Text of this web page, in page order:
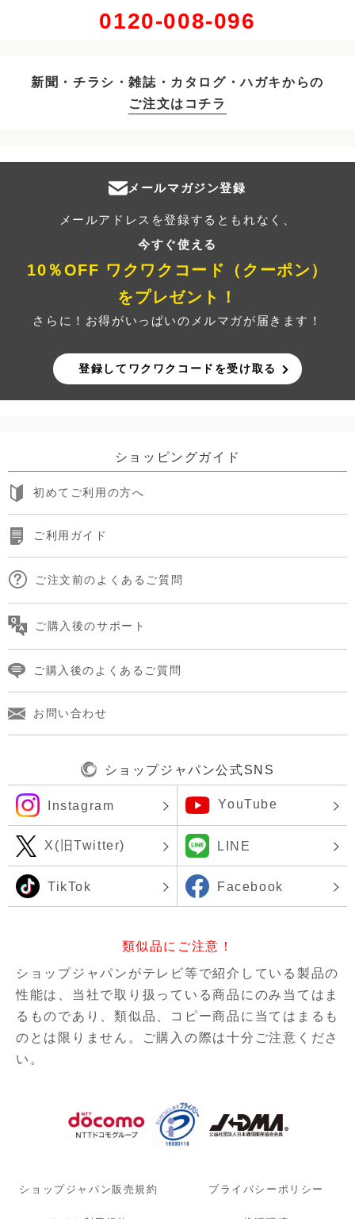
0120-008-096
新聞・チラシ・雑誌・カタログ・ハガキからの
ご注文はコチラ
メールマガジン登録
メールアドレスを登録するともれなく、
今すぐ使える
10％OFF ワクワクコード（クーポン）
をプレゼント！
さらに！お得がいっぱいのメルマガが届きます！
登録してワクワクコードを受け取る
ショッピングガイド
初めてご利用の方へ
ご利用ガイド
ご注文前のよくあるご質問
ご購入後のサポート
ご購入後のよくあるご質問
お問い合わせ
ショップジャパン公式SNS
Instagram YouTube
X(旧Twitter) LINE
TikTok Facebook
類似品にご注意！
ショップジャパンがテレビ等で紹介している製品の
性能は、当社で取り扱っている商品にのみ当てはま
るものであり、類似品、コピー商品に当てはまるも
のとは限りません。ご購入の際は十分ご注意くださ
い。
ショップジャパン販売規約 プライバシーポリシー